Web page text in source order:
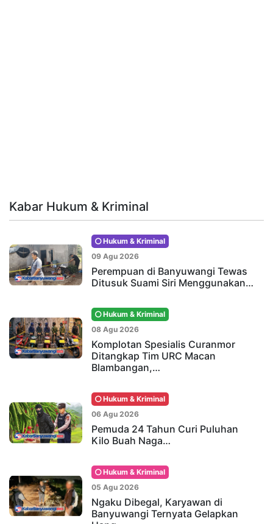
Kabar Hukum & Kriminal
Hukum & Kriminal
09 Agu 2026
Perempuan di Banyuwangi Tewas
Ditusuk Suami Siri Menggunakan…
Hukum & Kriminal
08 Agu 2026
Komplotan Spesialis Curanmor
Ditangkap Tim URC Macan
Blambangan,…
Hukum & Kriminal
06 Agu 2026
Pemuda 24 Tahun Curi Puluhan
Kilo Buah Naga…
Hukum & Kriminal
05 Agu 2026
Ngaku Dibegal, Karyawan di
Banyuwangi Ternyata Gelapkan